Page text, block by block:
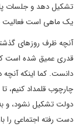
تشکیل دهد و جلسات
یک ماهی است فعالیت
آنچه ظرف روزهای
قدری عمیق شده است
دانست. کما اینکه آنچه
چارچوب قلمداد کنیم،
دولت تشکیل نشود، و
دست رفته اجتماعی را